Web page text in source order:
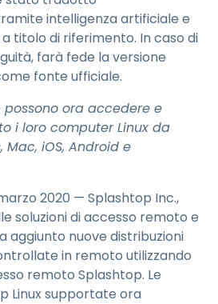
intelligenza artificiale e
titolo di riferimento. In caso di
farà fede la versione
fonte ufficiale.
possono ora accedere e
i loro computer Linux da
iOS, Android e
2020 — Splashtop Inc.,
soluzioni di accesso remoto e
aggiunto nuove distribuzioni
in remoto utilizzando
remoto Splashtop. Le
Linux supportate ora